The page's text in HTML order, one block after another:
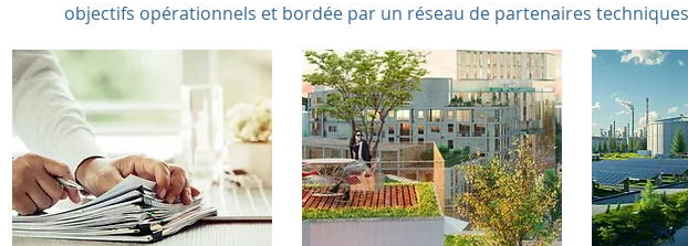
objectifs opérationnels et bordée par un réseau de partenaires